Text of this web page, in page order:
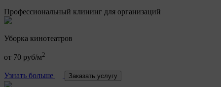
Профессиональный клининг для организаций
Уборка кинотеатров
от 70 руб/м2
Узнать больше Заказать услугу